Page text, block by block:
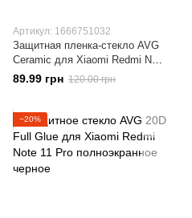
Артикул: 1666751032
Защитная пленка-стекло AVG
Ceramic для Xiaomi Redmi Note
11 Pro полноэкранная Black
89.99 грн 120.00 грн
−20%